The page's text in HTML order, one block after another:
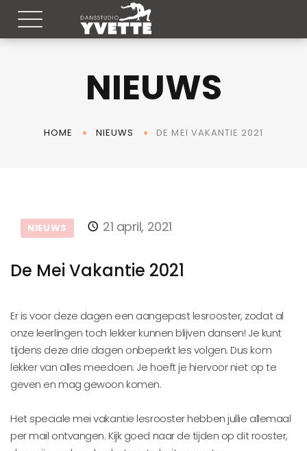
NIEUWS
HOME NIEUWS DE MEI VAKANTIE 2021
NIEUWS 21 april, 2021
De Mei Vakantie 2021
Er is voor deze dagen een aangepast lesrooster, zodat al
onze leerlingen toch lekker kunnen blijven dansen! Je kunt
tijdens deze drie dagen onbeperkt les volgen. Dus kom
lekker van alles meedoen. Je hoeft je hiervoor niet op te
geven en mag gewoon komen.
Het speciale mei vakantie lesrooster hebben jullie allemaal
per mail ontvangen. Kijk goed naar de tijden op dit rooster,